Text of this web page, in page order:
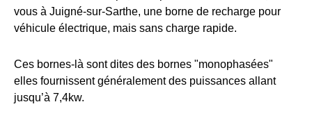
vous à Juigné-sur-Sarthe, une borne de recharge pour
véhicule électrique, mais sans charge rapide.
Ces bornes-là sont dites des bornes "monophasées"
elles fournissent généralement des puissances allant
jusqu’à 7,4kw.